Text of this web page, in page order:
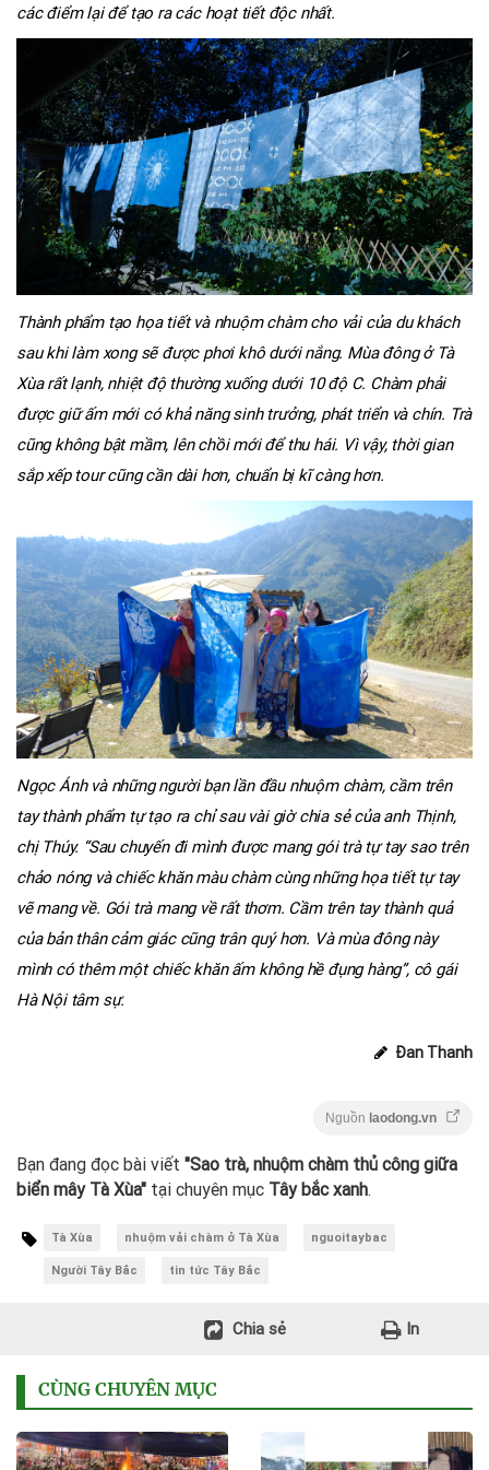
các điểm lại để tạo ra các hoạt tiết độc nhất.
Thành phẩm tạo họa tiết và nhuộm chàm cho vải của du khách
sau khi làm xong sẽ được phơi khô dưới nắng. Mùa đông ở Tà
Xùa rất lạnh, nhiệt độ thường xuống dưới 10 độ C. Chàm phải
được giữ ấm mới có khả năng sinh trưởng, phát triển và chín. Trà
cũng không bật mầm, lên chồi mới để thu hái. Vì vậy, thời gian
sắp xếp tour cũng cần dài hơn, chuẩn bị kĩ càng hơn.
Ngọc Ánh và những người bạn lần đầu nhuộm chàm, cầm trên
tay thành phẩm tự tạo ra chỉ sau vài giờ chia sẻ của anh Thịnh,
chị Thúy. “Sau chuyến đi mình được mang gói trà tự tay sao trên
chảo nóng và chiếc khăn màu chàm cùng những họa tiết tự tay
vẽ mang về. Gói trà mang về rất thơm. Cầm trên tay thành quả
của bản thân cảm giác cũng trân quý hơn. Và mùa đông này
mình có thêm một chiếc khăn ấm không hề đụng hàng”, cô gái
Hà Nội tâm sự.
Đan Thanh
Nguồn laodong.vn
Bạn đang đọc bài viết "Sao trà, nhuộm chàm thủ công giữa
biển mây Tà Xùa" tại chuyên mục Tây bắc xanh.
Tà Xùa nhuộm vải chàm ở Tà Xùa nguoitaybac
Người Tây Bắc tin tức Tây Bắc
Chia sẻ In
CÙNG CHUYÊN MỤC